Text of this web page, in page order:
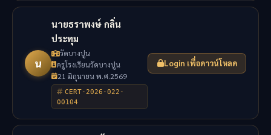
น
นายธราพงษ์ กลิ่น
ประทุม
วัดบางปูน
ครูโรงเรียนวัดบางปูน
21 มิถุนายน พ.ศ.2569
CERT-2026-022-
00104
Login เพื่อดาวน์โหลด